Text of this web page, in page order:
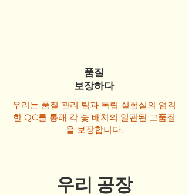
품질
보장하다
우리는 품질 관리 팀과 독립 실험실의 엄격
한 QC를 통해 각 숯 배치의 일관된 고품질
을 보장합니다.
우리 공장